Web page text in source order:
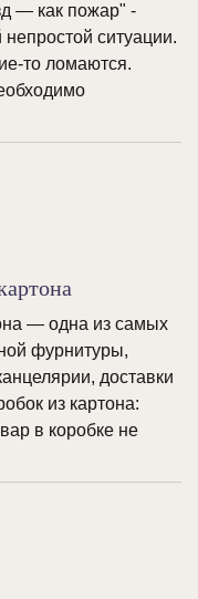
— как пожар" -
ситуации.
то ломаются.
— одна из самых
фурнитуры,
доставки
из картона:
в коробке не